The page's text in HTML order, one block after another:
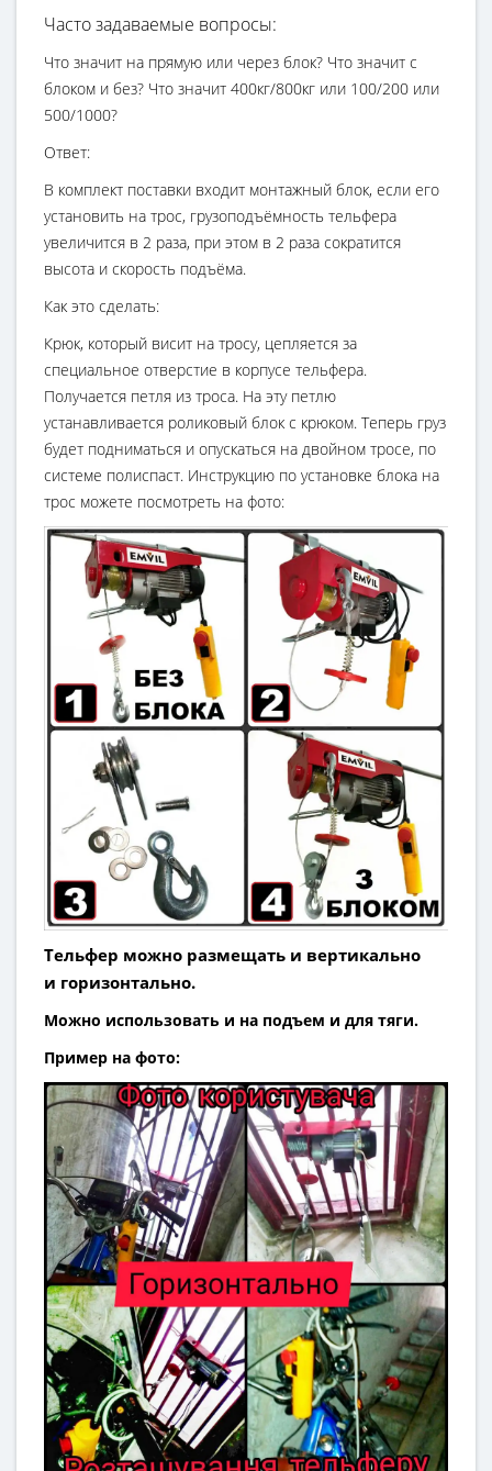
Часто задаваемые вопросы:
Что значит на прямую или через блок? Что значит с
блоком и без? Что значит 400кг/800кг или 100/200 или
500/1000?
Ответ:
В комплект поставки входит монтажный блок, если его
установить на трос, грузоподъёмность тельфера
увеличится в 2 раза, при этом в 2 раза сократится
высота и скорость подъёма.
Как это сделать:
Крюк, который висит на тросу, цепляется за
специальное отверстие в корпусе тельфера.
Получается петля из троса. На эту петлю
устанавливается роликовый блок с крюком. Теперь груз
будет подниматься и опускаться на двойном тросе, по
системе полиспаст. Инструкцию по установке блока на
трос можете посмотреть на фото:
Тельфер можно размещать и вертикально
и горизонтально.
Можно использовать и на подъем и для тяги.
Пример на фото: